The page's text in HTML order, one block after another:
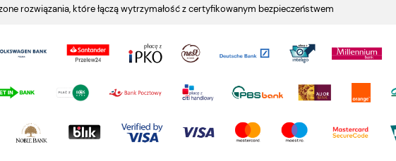
rozwiązania, które łączą wytrzymałość z certyfikowanym bezpieczeństwem